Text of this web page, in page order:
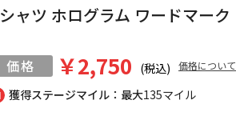
獲得ステージマイル：最大135マイル
ャツ ホログラム ワードマーク
￥2,750 (税込) 価格について